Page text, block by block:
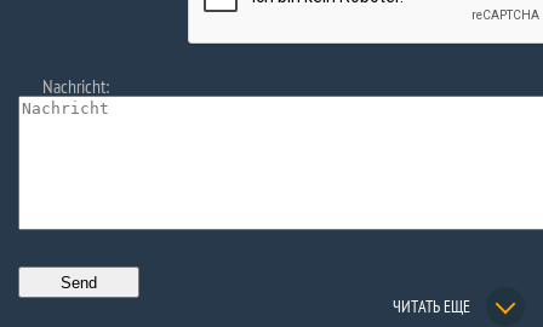
Nachricht:
ЧИТАТЬ ЕЩЕ